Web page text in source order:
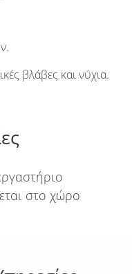
βλάβες και νύχια.
στο χώρο